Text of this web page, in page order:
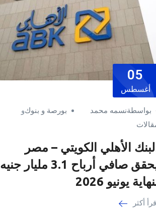
05
أغسطس
بواسطةنسمه محمد بورصة و بنوكو
البنك الأهلي الكويتي – مصر
يحقق صافي أرباح 3.1 مليار جنيه
يونيو 2026
أكثر